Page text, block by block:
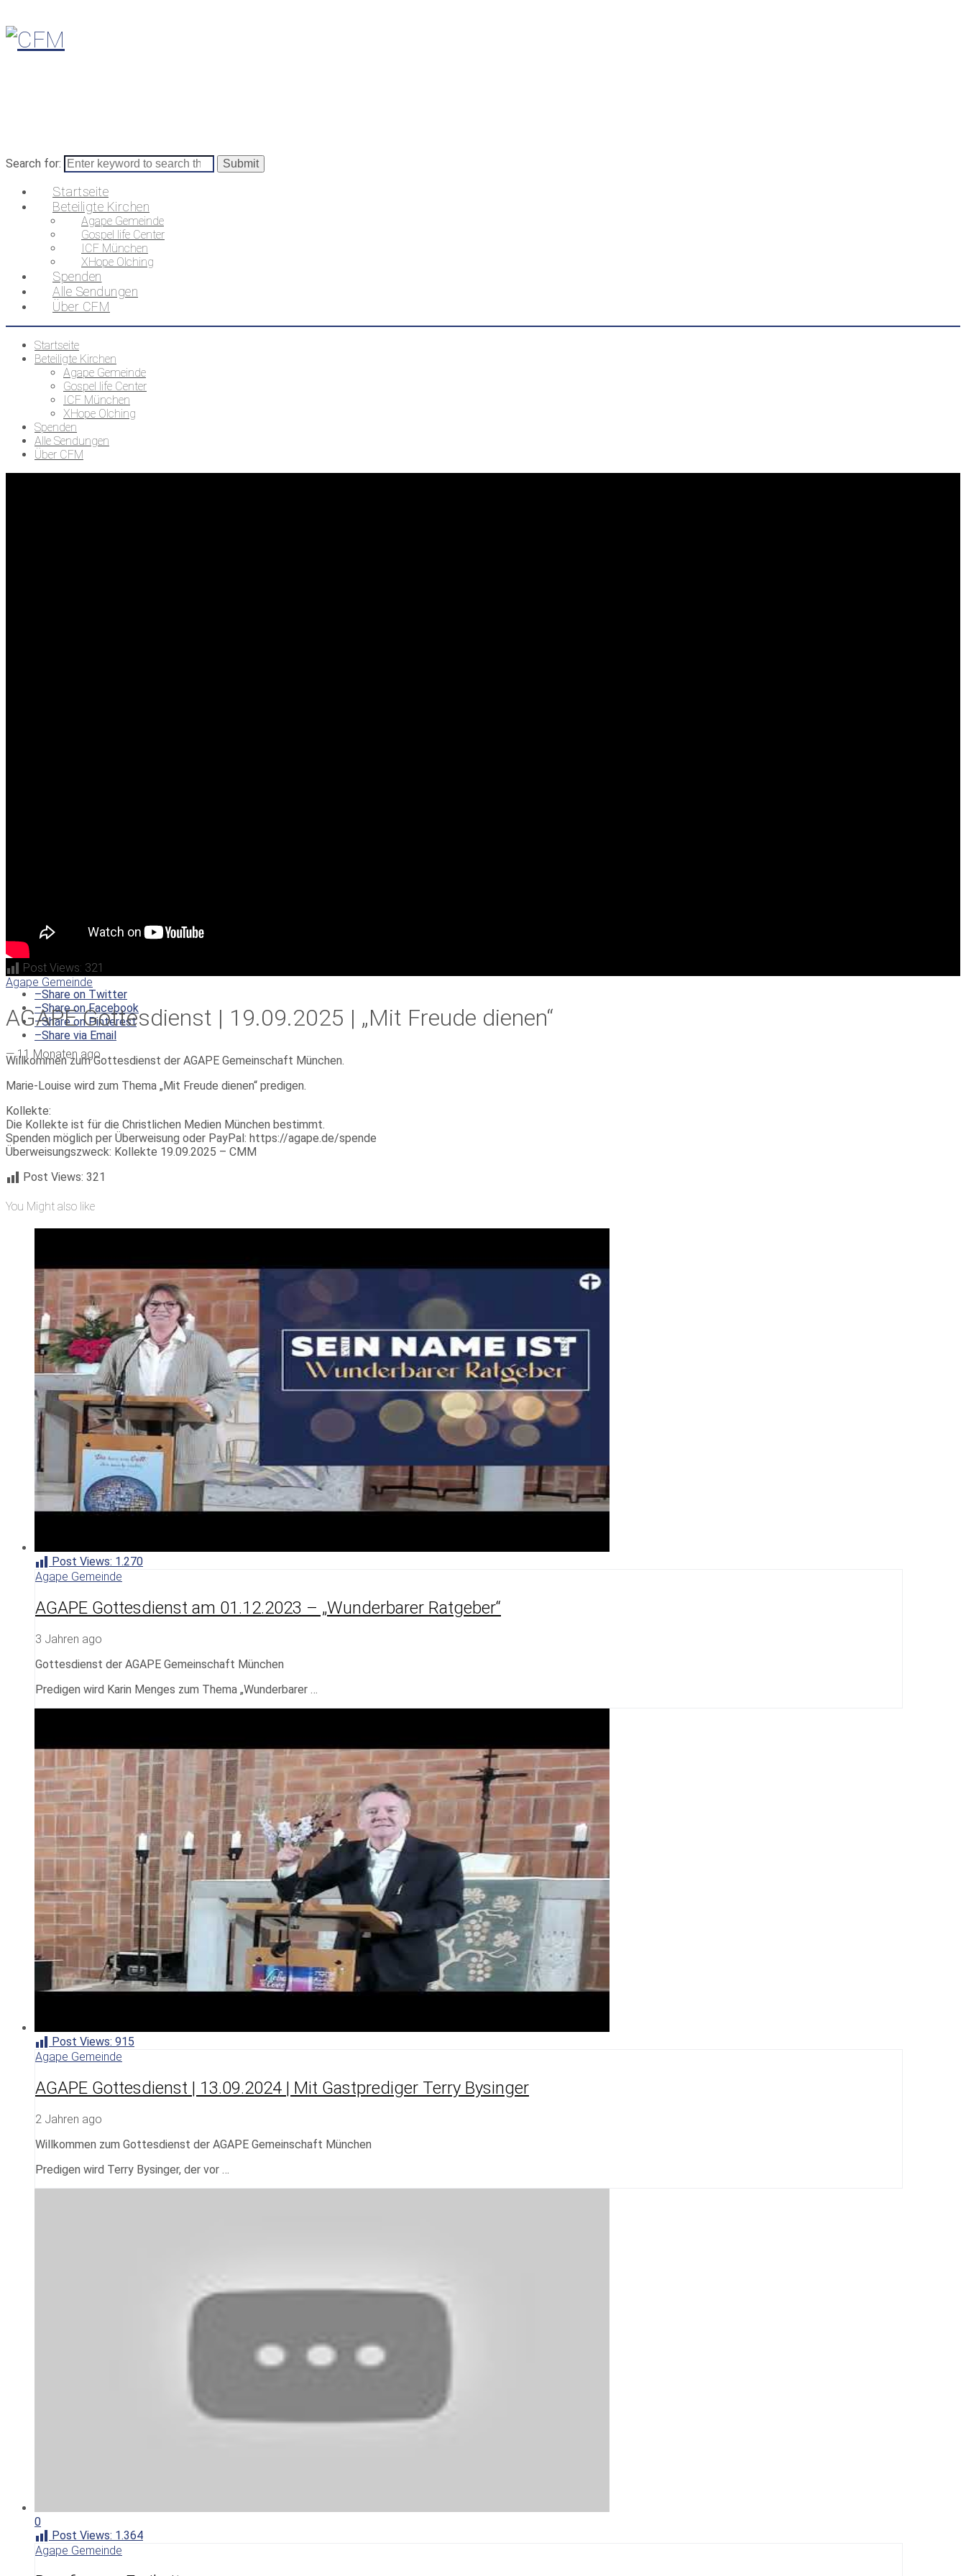
Search for:
Startseite
Beteiligte Kirchen
Agape Gemeinde
Gospel life Center
ICF München
XHope Olching
Spenden
Alle Sendungen
Über CFM
Startseite
Beteiligte Kirchen
Agape Gemeinde
Gospel life Center
ICF München
XHope Olching
Spenden
Alle Sendungen
Über CFM
Post Views: 321
Agape Gemeinde
AGAPE Gottesdienst | 19.09.2025 | „Mit Freude dienen“
— 11 Monaten ago
–Share on Twitter
–Share on Facebook
–Share on Pinterest
–Share via Email
Willkommen zum Gottesdienst der AGAPE Gemeinschaft München.
Marie-Louise wird zum Thema „Mit Freude dienen“ predigen.
Kollekte:
Die Kollekte ist für die Christlichen Medien München bestimmt.
Spenden möglich per Überweisung oder PayPal: https://agape.de/spende
Überweisungszweck: Kollekte 19.09.2025 – CMM
Post Views: 321
You Might also like
Post Views: 1.270
Agape Gemeinde
AGAPE Gottesdienst am 01.12.2023 – „Wunderbarer Ratgeber“
3 Jahren ago
Gottesdienst der AGAPE Gemeinschaft München
Predigen wird Karin Menges zum Thema „Wunderbarer …
Post Views: 915
Agape Gemeinde
AGAPE Gottesdienst | 13.09.2024 | Mit Gastprediger Terry Bysinger
2 Jahren ago
Willkommen zum Gottesdienst der AGAPE Gemeinschaft München
Predigen wird Terry Bysinger, der vor …
0
Post Views: 1.364
Agape Gemeinde